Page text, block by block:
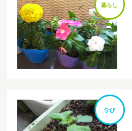
暮らし
学び